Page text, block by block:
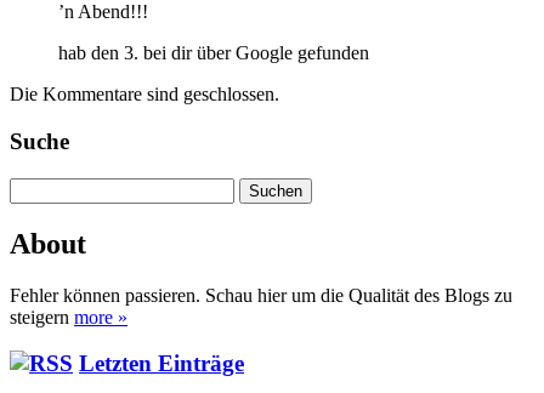
’n Abend!!!
hab den 3. bei dir über Google gefunden
Die Kommentare sind geschlossen.
Suche
nach:
About
Fehler können passieren. Schau hier um die Qualität des Blogs zu
steigern more »
Letzten Einträge